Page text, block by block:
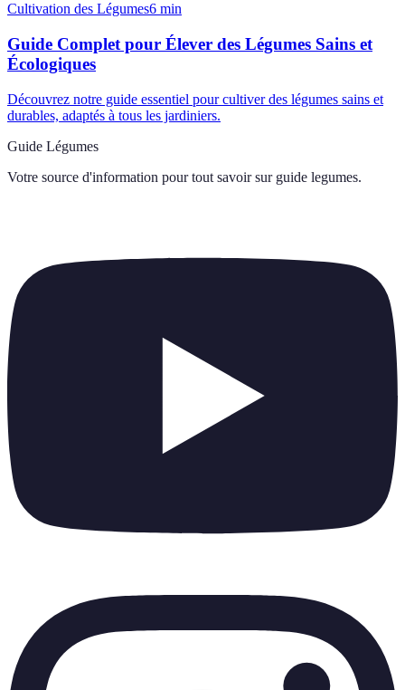
Cultivation des Légumes6 min
Guide Complet pour Élever des Légumes Sains et
Écologiques
Découvrez notre guide essentiel pour cultiver des légumes sains et
durables, adaptés à tous les jardiniers.
Guide Légumes
Votre source d'information pour tout savoir sur guide legumes.